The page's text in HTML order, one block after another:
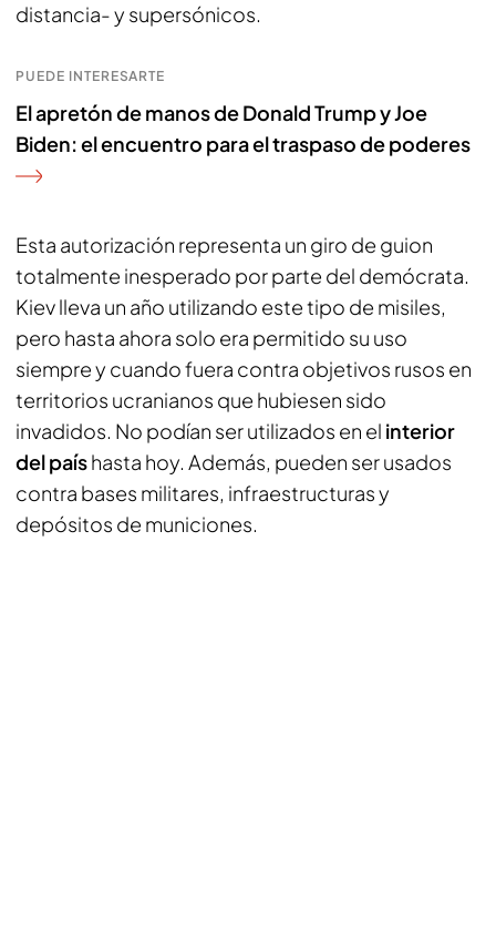
distancia- y supersónicos.
PUEDE INTERESARTE
El apretón de manos de Donald Trump y Joe
Biden: el encuentro para el traspaso de poderes
Esta autorización representa un giro de guion
totalmente inesperado por parte del demócrata.
Kiev lleva un año utilizando este tipo de misiles,
pero hasta ahora solo era permitido su uso
siempre y cuando fuera contra objetivos rusos en
territorios ucranianos que hubiesen sido
invadidos. No podían ser utilizados en el interior
del paíshasta hoy. Además, pueden ser usados
contra bases militares, infraestructuras y
depósitos de municiones.